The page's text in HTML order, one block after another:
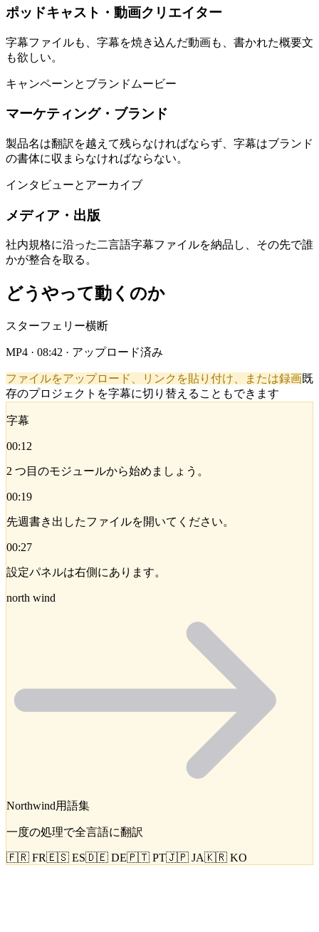
ポッドキャスト・動画クリエイター
字幕ファイルも、字幕を焼き込んだ動画も、書かれた概要文
も欲しい。
キャンペーンとブランドムービー
マーケティング・ブランド
製品名は翻訳を越えて残らなければならず、字幕はブランド
の書体に収まらなければならない。
インタビューとアーカイブ
メディア・出版
社内規格に沿った二言語字幕ファイルを納品し、その先で誰
かが整合を取る。
どうやって動くのか
スターフェリー横断
MP4 · 08:42 · アップロード済み
ファイルをアップロード、リンクを貼り付け、または録画既
存のプロジェクトを字幕に切り替えることもできます
字幕
00:12
2 つ目のモジュールから始めましょう。
00:19
先週書き出したファイルを開いてください。
00:27
設定パネルは右側にあります。
north wind
Northwind用語集
一度の処理で全言語に翻訳
🇫🇷 FR🇪🇸 ES🇩🇪 DE🇵🇹 PT🇯🇵 JA🇰🇷 KO